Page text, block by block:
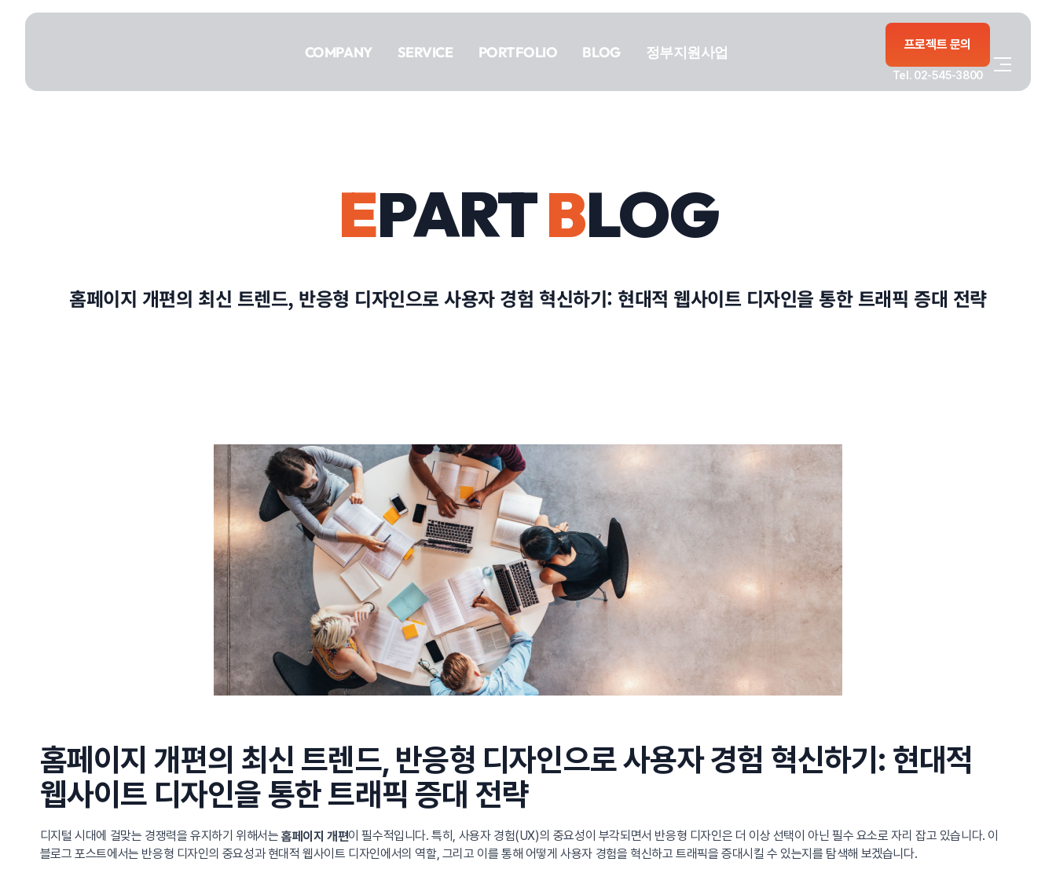
건너뛰기
COMPANY SERVICE PORTFOLIO BLOG 정부지원사업 프로젝트 문의
Tel. 02-545-3800
PORTFOLIO
정부지원사업
EPARTBLOG
홈페이지 개편의 최신 트렌드, 반응형 디자인으로 사용자 경험 혁신하기: 현대적 웹사이트 디자인을 통한 트래픽 증대 전략
홈페이지 개편의 최신 트렌드, 반응형 디자인으로 사용자 경험 혁신하기: 현대적
웹사이트 디자인을 통한 트래픽 증대 전략
디지털 시대에 걸맞는 경쟁력을 유지하기 위해서는 홈페이지 개편이 필수적입니다. 특히, 사용자 경험(UX)의 중요성이 부각되면서 반응형 디자인은 더 이상 선택이 아닌 필수 요소로 자리 잡고 있습니다. 이
블로그 포스트에서는 반응형 디자인의 중요성과 현대적 웹사이트 디자인에서의 역할, 그리고 이를 통해 어떻게 사용자 경험을 혁신하고 트래픽을 증대시킬 수 있는지를 탐색해 보겠습니다.